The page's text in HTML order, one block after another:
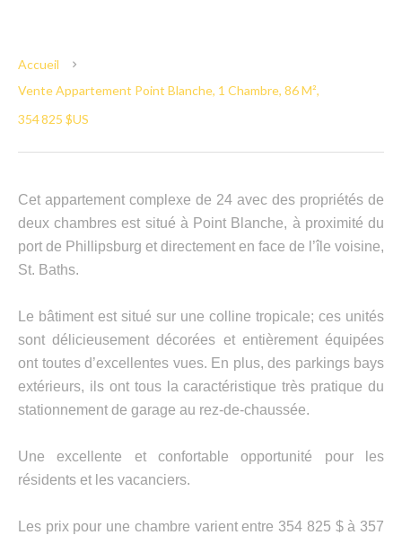
Accueil
Vente Appartement Point Blanche, 1 Chambre, 86 M²,
354 825 $US
Cet appartement complexe de 24 avec des propriétés de
deux chambres est situé à Point Blanche, à proximité du
port de Phillipsburg et directement en face de l’île voisine,
St. Baths.
Le bâtiment est situé sur une colline tropicale; ces unités
sont délicieusement décorées et entièrement équipées
ont toutes d’excellentes vues. En plus, des parkings bays
extérieurs, ils ont tous la caractéristique très pratique du
stationnement de garage au rez-de-chaussée.
Une excellente et confortable opportunité pour les
résidents et les vacanciers.
Les prix pour une chambre varient entre 354 825 $ à 357